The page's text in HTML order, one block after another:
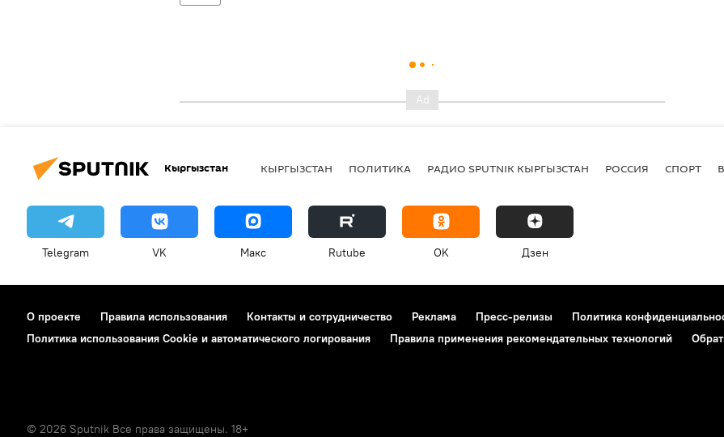
Кыргызстан КЫРГЫЗСТАН ПОЛИТИКА РАДИО SPUTNIK КЫРГЫЗСТАН РОССИЯ СПОРТ
Telegram VK Макс Rutube OK Дзен
О проекте Правила использования Контакты и сотрудничество Реклама Пресс-релизы
Политика
Политика использования Cookie и автоматического логирования
Правила применения рекомендательных технологий
© 2026 Sputnik Все права защищены. 18+